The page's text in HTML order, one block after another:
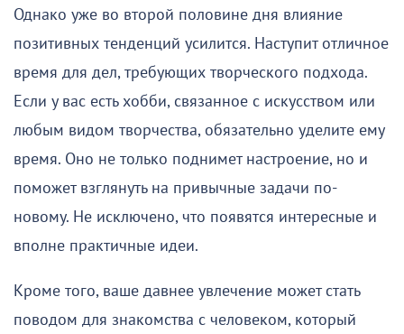
Однако уже во второй половине дня влияние
позитивных тенденций усилится. Наступит отличное
время для дел, требующих творческого подхода.
Если у вас есть хобби, связанное с искусством или
любым видом творчества, обязательно уделите ему
время. Оно не только поднимет настроение, но и
поможет взглянуть на привычные задачи по-
новому. Не исключено, что появятся интересные и
вполне практичные идеи.
Кроме того, ваше давнее увлечение может стать
поводом для знакомства с человеком, который